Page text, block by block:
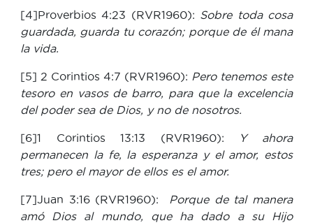
[4]Proverbios 4:23 (RVR1960): Sobre toda cosa
guardada, guarda tu corazón; porque de él mana
la vida.
[5] 2 Corintios 4:7 (RVR1960): Pero tenemos este
tesoro en vasos de barro, para que la excelencia
del poder sea de Dios, y no de nosotros.
[6]1 Corintios 13:13 (RVR1960): Y ahora
permanecen la fe, la esperanza y el amor, estos
tres; pero el mayor de ellos es el amor.
[7]Juan 3:16 (RVR1960):
Porque de tal manera
amó Dios al mundo, que ha dado a su Hijo